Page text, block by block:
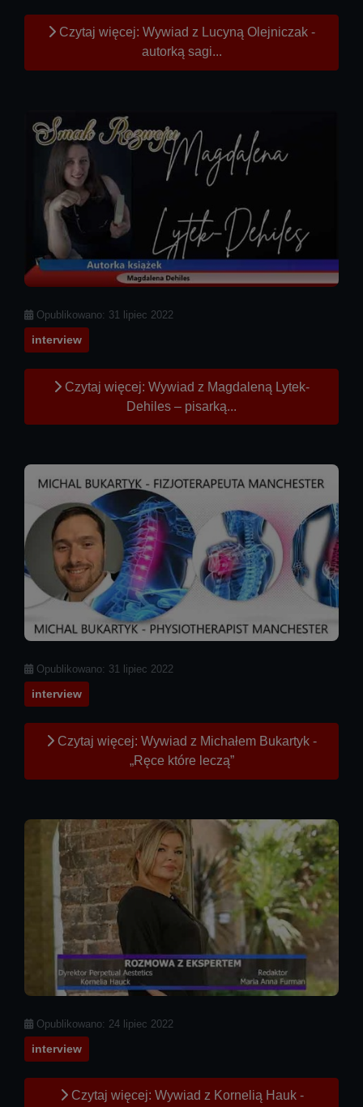
Czytaj więcej: Wywiad z Lucyną Olejniczak -
autorką sagi...
Szczegóły
Opublikowano: 31 lipiec 2022
interview
Czytaj więcej: Wywiad z Magdaleną Lytek-
Dehiles – pisarką...
Szczegóły
Opublikowano: 31 lipiec 2022
interview
Czytaj więcej: Wywiad z Michałem Bukartyk -
„Ręce które leczą”
Szczegóły
Opublikowano: 24 lipiec 2022
interview
Czytaj więcej: Wywiad z Kornelią Hauk -